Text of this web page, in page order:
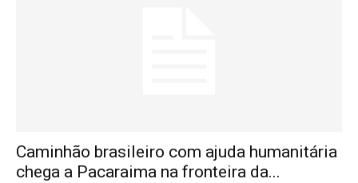
Caminhão brasileiro com ajuda humanitária
chega a Pacaraima na fronteira da...